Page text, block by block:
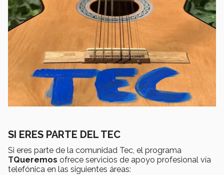
SI ERES PARTE DEL TEC
Si eres parte de la comunidad Tec, el programa
TQueremos ofrece servicios de apoyo profesional vía
telefónica en las siguientes áreas: